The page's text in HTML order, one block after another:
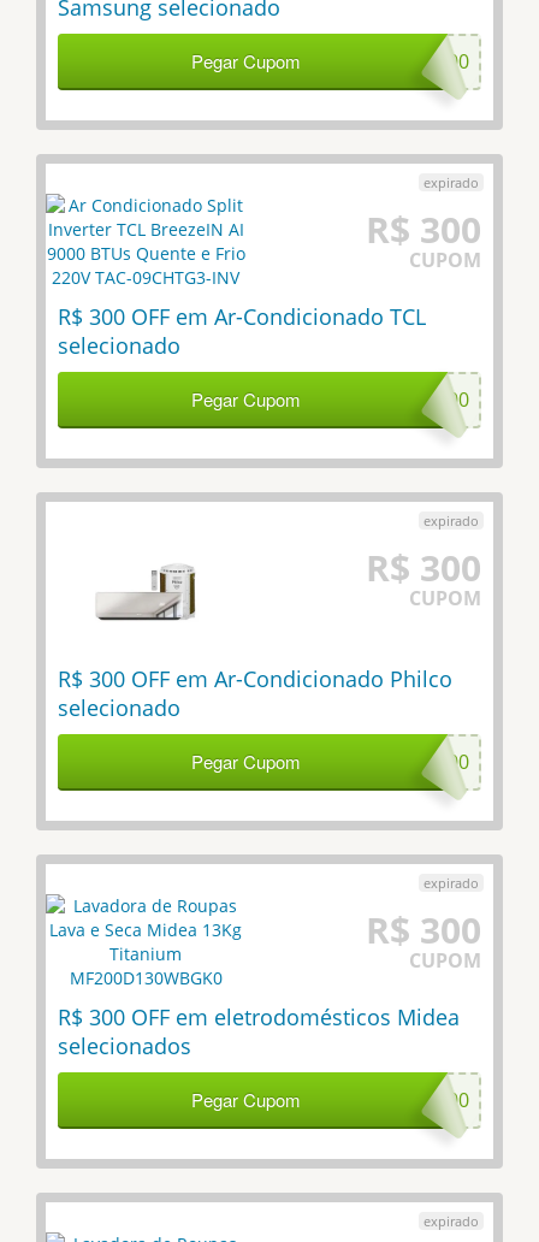
Samsung selecionado
Pegar Cupom SAM200
R$ 300
CUPOM
R$ 300 OFF em Ar-Condicionado TCL
selecionado
Pegar Cupom TCL300
R$ 300
CUPOM
R$ 300 OFF em Ar-Condicionado Philco
selecionado
Pegar Cupom PH300
R$ 300
CUPOM
R$ 300 OFF em eletrodomésticos Midea
selecionados
Pegar Cupom ED300